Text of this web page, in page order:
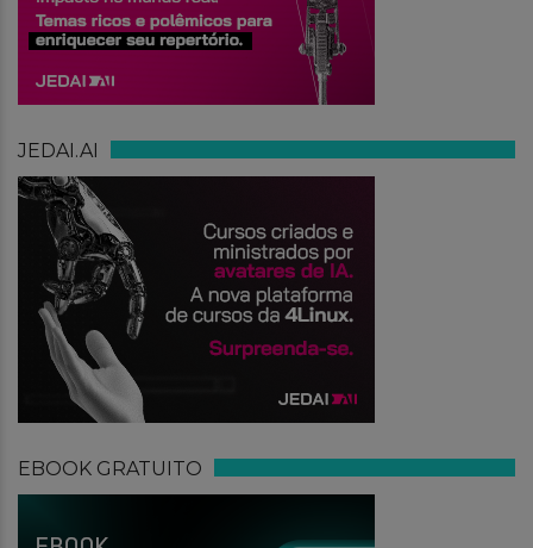
JEDAI.AI
EBOOK GRATUITO